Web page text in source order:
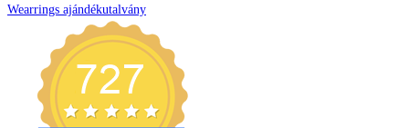
Wearrings ajándékutalvány